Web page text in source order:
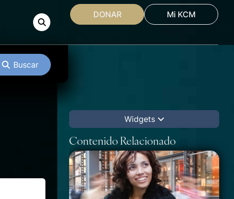
DONAR Mi KCM
Buscar
Widgets
Contenido Relacionado